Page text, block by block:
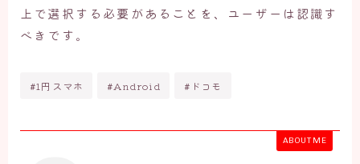
上で選択する必要があることを、ユーザーは認識す
べきです。
#1円スマホ #Android #ドコモ
ABOUT ME